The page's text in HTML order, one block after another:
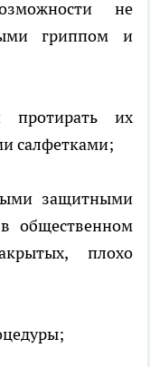
не
гриппом и
их
салфетками;
защитными
общественном
плохо